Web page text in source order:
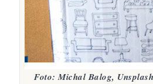
Foto:Michal Balog, Unsplash